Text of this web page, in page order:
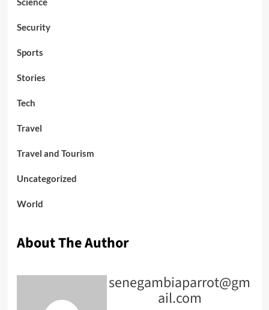
Security
Sports
Stories
Tech
Travel
Travel and Tourism
Uncategorized
World
About The Author
senegambiaparrot@gm
ail.com